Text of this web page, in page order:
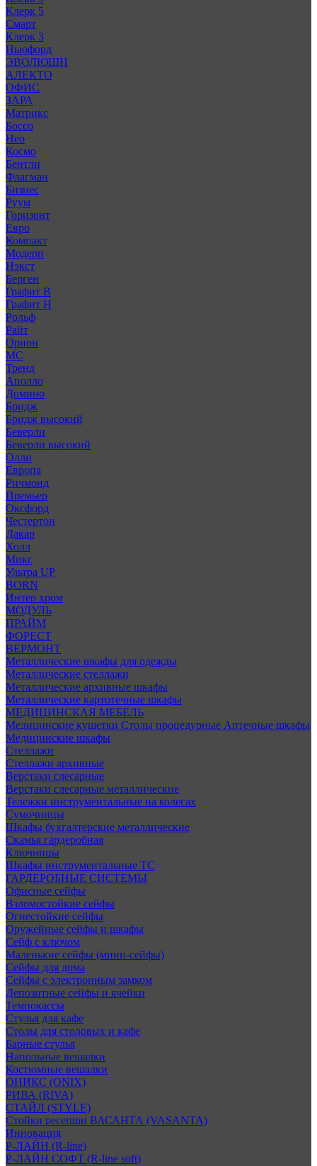
Клерк 5
Смарт
Клерк 3
Ньюфорд
ЭВОЛЮШН
АЛЕКТО
ОФИС
ЗАРА
Матрикс
Боссо
Нео
Космо
Бентли
Флагман
Бизнес
Руум
Горизонт
Евро
Компакт
Модерн
Нэкст
Берген
Графит В
Графит Н
Рольф
Райт
Орион
МС
Тренд
Аполло
Домино
Бридж
Бридж высокий
Беверли
Беверли высокий
Олли
Европа
Ричмонд
Премьер
Оксфорд
Честертон
Дакар
Холл
Микс
Ультра UP
BORN
Интер хром
МОДУЛЬ
ПРАЙМ
ФОРЕСТ
ВЕРМОНТ
Металлические шкафы для одежды
Металлические стеллажи
Металлические архивные шкафы
Металлические картотечные шкафы
МЕДИЦИНСКАЯ МЕБЕЛЬ
Медицинские кушетки Столы процедурные Аптечные шкафы
Медицинские шкафы
Стеллажи
Стеллажи архивные
Верстаки слесарные
Верстаки слесарные металлические
Тележки инструментальные на колесах
Сумочницы
Шкафы бухгалтерские металлические
Скамья гардеробная
Ключницы
Шкафы инструментальные ТС
ГАРДЕРОБНЫЕ СИСТЕМЫ
Офисные сейфы
Взломостойкие сейфы
Огнестойкие сейфы
Оружейные сейфы и шкафы
Сейф с ключом
Маленькие сейфы (мини-сейфы)
Сейфы для дома
Сейфы с электронным замком
Депозитные сейфы и ячейки
Темпокассы
Стулья для кафе
Столы для столовых и кафе
Барные стулья
Напольные вешалки
Костюмные вешалки
ОНИКС (ONIX)
РИВА (RIVA)
СТАЙЛ (STYLE)
Стойки ресепшн ВАСАНТА (VASANTA)
Инновация
Р-ЛАЙН (R-line)
Р-ЛАЙН СОФТ (R-line soft)